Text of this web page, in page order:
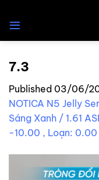
7.3
Published 03/06/
NOTICA N5 Jelly
Sáng Xanh / 1.61
-10.00 , Loạn: